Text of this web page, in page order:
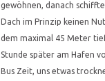
gewöhnen, danach
Dach im Prinzip keinen
dem maximal 45 Meter
Stunde später am Hafen
Bus Zeit, uns etwas